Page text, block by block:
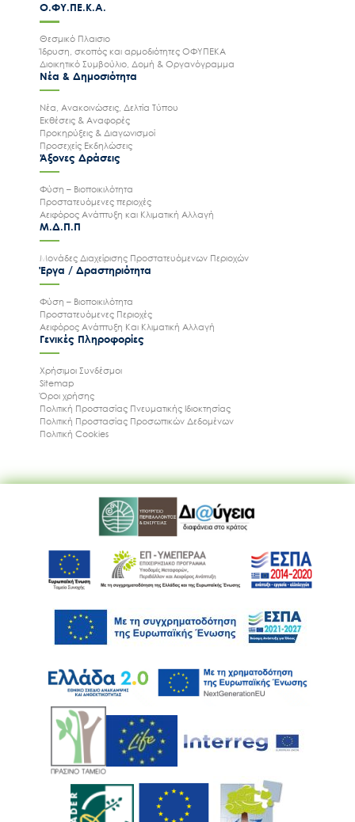
Ο.ΦΥ.ΠΕ.Κ.Α.
Θεσμικό Πλαισιο
Ίδρυση, σκοπός και αρμοδιότητες ΟΦΥΠΕΚΑ
Διοικητικό Συμβούλιο, Δομή & Οργανόγραμμα
Νέα & Δημοσιότητα
Νέα, Ανακοινώσεις, Δελτία Τύπου
Εκθέσεις & Αναφορές
Προκηρύξεις & Διαγωνισμοί
Προσεχείς Εκδηλώσεις
Άξονες Δράσεις
Φύση – Βιοποικιλότητα
Προστατευόμενες περιοχές
Αειφόρος Ανάπτυξη και Κλιματική Αλλαγή
Μ.Δ.Π.Π
Μονάδες Διαχείρισης Προστατευόμενων Περιοχών
Έργα / Δραστηριότητα
Φύση – Βιοποικιλότητα
Προστατευόμενες Περιοχές
Αειφόρος Ανάπτυξη Και Κλιματική Αλλαγή
Γενικές Πληροφορίες
Χρήσιμοι Συνδέσμοι
Sitemap
Όροι χρήσης
Πολιτική Προστασίας Πνευματικής Ιδιοκτησίας
Πολιτική Προστασίας Προσωπικών Δεδομένων
Πολιτική Cookies